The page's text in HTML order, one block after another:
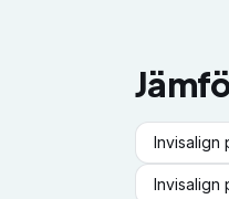
Invisalign
Invisalign